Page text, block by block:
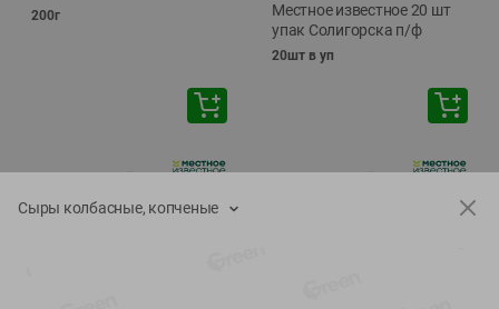
200г
Местное известное 20 шт
упак Солигорска п/ф
20шт в уп
Сыры колбасные, копченые